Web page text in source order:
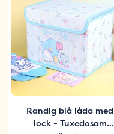
Randig blå låda med
lock - Tuxedosam